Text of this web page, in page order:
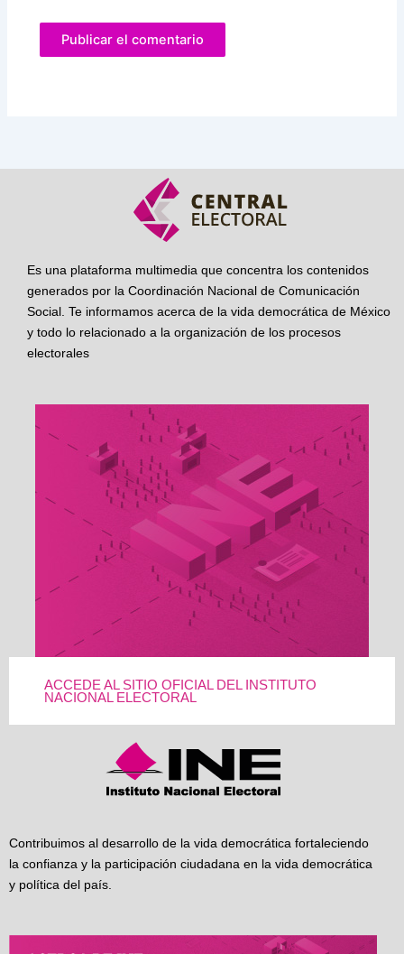
Es una plataforma multimedia que concentra los contenidos
generados por la Coordinación Nacional de Comunicación
Social. Te informamos acerca de la vida democrática de México
y todo lo relacionado a la organización de los procesos
electorales
ACCEDE AL SITIO OFICIAL DEL INSTITUTO
NACIONAL ELECTORAL
Contribuimos al desarrollo de la vida democrática fortaleciendo
la confianza y la participación ciudadana en la vida democrática
y política del país.